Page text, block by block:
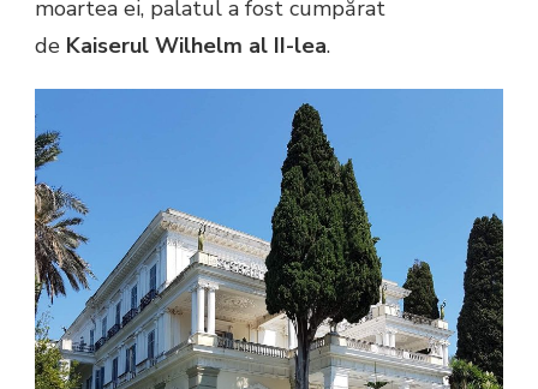
moartea ei, palatul a fost cumpărat
de Kaiserul Wilhelm al II-lea.